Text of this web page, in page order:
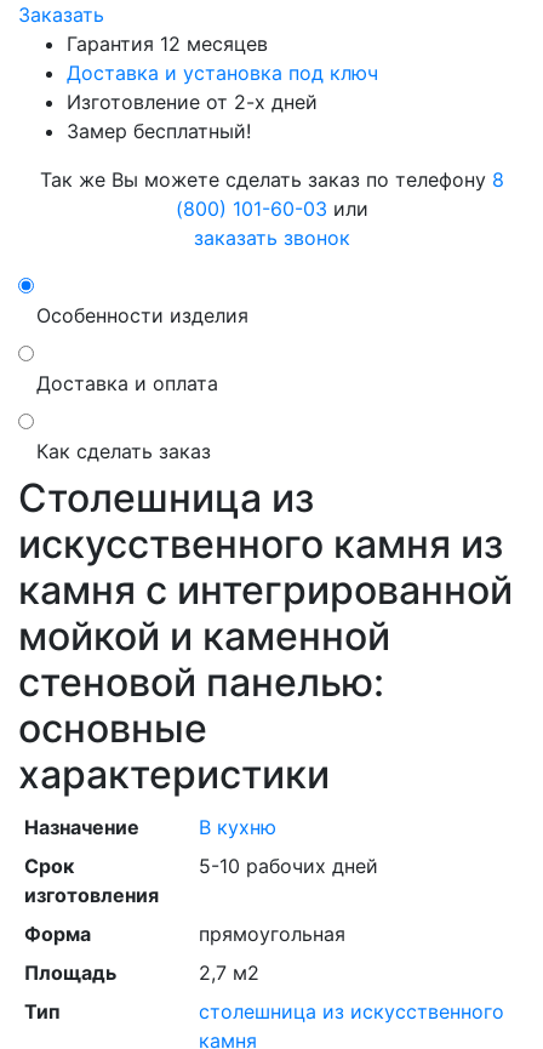
Заказать
Гарантия 12 месяцев
Доставка и установка под ключ
Изготовление от 2-х дней
Замер бесплатный!
Так же Вы можете сделать заказ по телефону 8
(800) 101-60-03 или
заказать звонок
Особенности изделия
Доставка и оплата
Как сделать заказ
Столешница из
искусственного камня из
камня с интегрированной
мойкой и каменной
стеновой панелью:
основные
характеристики
Назначение
В кухню
Срок
изготовления
5-10 рабочих дней
Форма
прямоугольная
Площадь
2,7 м2
Тип
столешница из искусственного
камня